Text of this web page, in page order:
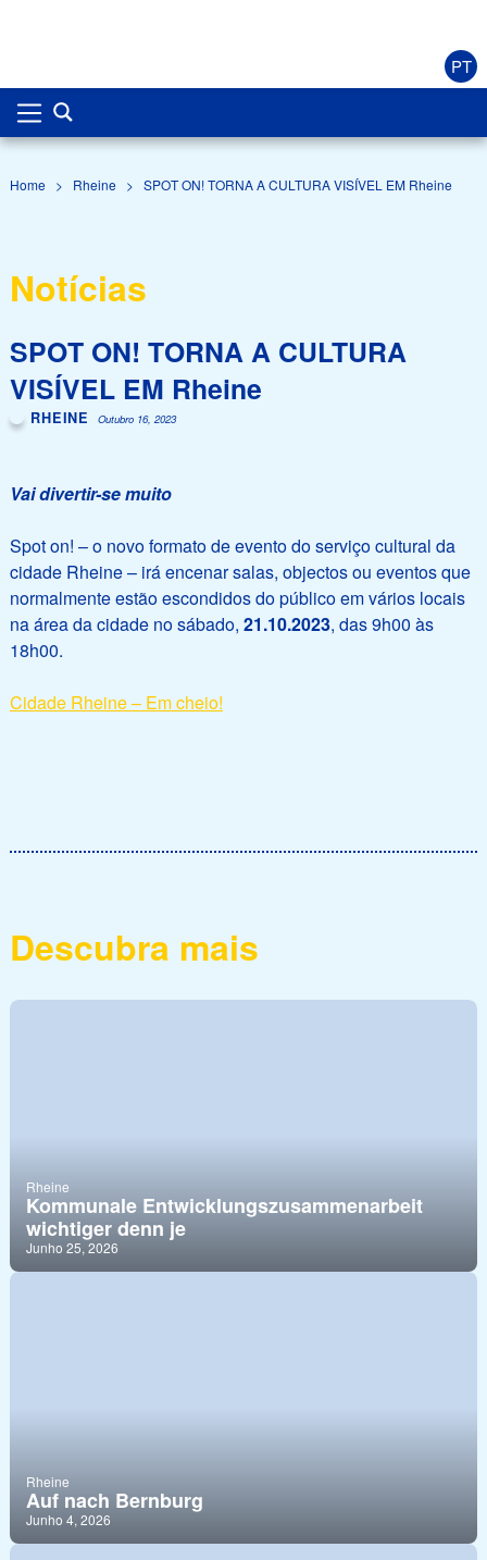
PT
Home > Rheine > SPOT ON! TORNA A CULTURA VISÍVEL EM Rheine
Notícias
SPOT ON! TORNA A CULTURA
VISÍVEL EM Rheine
RHEINE Outubro 16, 2023
Vai divertir-se muito
Spot on! – o novo formato de evento do serviço cultural da
cidade Rheine – irá encenar salas, objectos ou eventos que
normalmente estão escondidos do público em vários locais
na área da cidade no sábado, 21.10.2023, das 9h00 às
18h00.
Cidade Rheine – Em cheio!
Descubra mais
Rheine
Kommunale Entwicklungszusammenarbeit
wichtiger denn je
Junho 25, 2026
Rheine
Auf nach Bernburg
Junho 4, 2026